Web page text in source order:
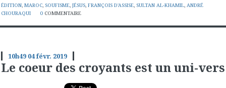
ÉDITION, MAROC, SOUFISME, JÉSUS, FRANÇOIS D'ASSISE, SULTAN AL-KHAMIL, ANDRÉ
CHOURAQUI
0 COMMENTAIRE
10h49 04févr. 2019
Le coeur des croyants est un uni-vers